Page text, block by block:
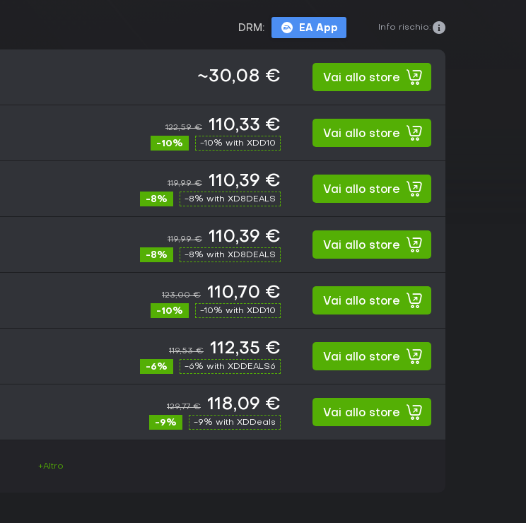
DRM: EA App Info rischio:
~30,08 € Vai allo store
122,59 € 110,33 €
-10% -10% with XDD10
Vai allo store
119,99 € 110,39 €
-8% -8% with XD8DEALS
Vai allo store
119,99 € 110,39 €
-8% -8% with XD8DEALS
Vai allo store
123,00 € 110,70 €
-10% -10% with XDD10
Vai allo store
119,53 € 112,35 €
-6% -6% with XDDEALS6
Vai allo store
129,77 € 118,09 €
-9% -9% with XDDeals
Vai allo store
+Altro